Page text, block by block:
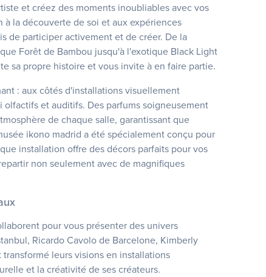
et créez des moments inoubliables avec vos
la découverte de soi et aux expériences
de participer activement et de créer. De la
Forêt de Bambou jusqu'à l'exotique Black Light
sa propre histoire et vous invite à en faire partie.
: aux côtés d'installations visuellement
et auditifs. Des parfums soigneusement
de chaque salle, garantissant que
ikono madrid a été spécialement conçu pour
installation offre des décors parfaits pour vos
non seulement avec de magnifiques
pour vous présenter des univers
Ricardo Cavolo de Barcelone, Kimberly
leurs visions en installations
et la créativité de ses créateurs.